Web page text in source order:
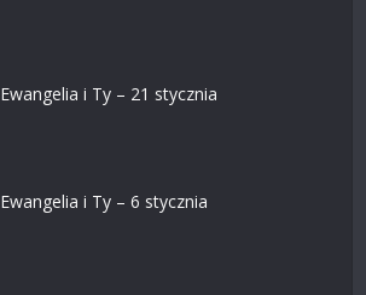
Ewangelia i Ty – 21 stycznia
Ewangelia i Ty – 6 stycznia